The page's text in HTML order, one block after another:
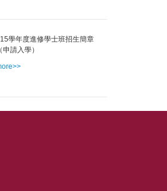
學年度進修學士班招生簡章
（申請入學）